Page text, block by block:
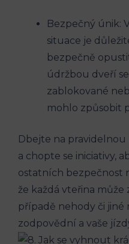
Bezpečný únik:
situace je
bezpečně
údržbou⁣ dveří
zablokované
mohlo způsobit‍
Dbejte na
a chopte se ‌iniciativy,
ostatních bezpečnost
že každá vteřina
případě nehody či
zodpovědní a vaše